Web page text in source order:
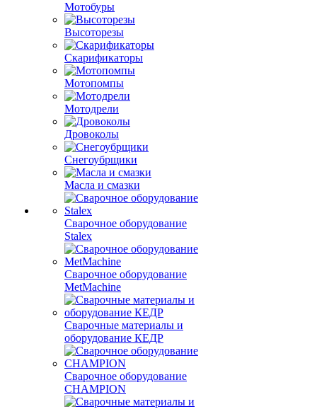
Мотобуры
Высоторезы
Скарификаторы
Мотопомпы
Мотодрели
Дровоколы
Снегоубрщики
Масла и смазки
Сварочное оборудование
Stalex
Сварочное оборудование
MetMachine
Сварочные материалы и
оборудование КЕДР
Сварочное оборудование
CHAMPION